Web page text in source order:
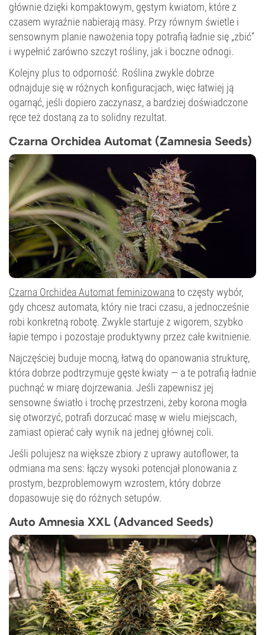
głównie dzięki kompaktowym, gęstym kwiatom, które z
czasem wyraźnie nabierają masy. Przy równym świetle i
sensownym planie nawożenia topy potrafią ładnie się „zbić”
i wypełnić zarówno szczyt rośliny, jak i boczne odnogi.
Kolejny plus to odporność. Roślina zwykle dobrze
odnajduje się w różnych konfiguracjach, więc łatwiej ją
ogarnąć, jeśli dopiero zaczynasz, a bardziej doświadczone
ręce też dostaną za to solidny rezultat.
Czarna Orchidea Automat (Zamnesia Seeds)
Czarna Orchidea Automat feminizowanato częsty wybór,
gdy chcesz automata, który nie traci czasu, a jednocześnie
robi konkretną robotę. Zwykle startuje z wigorem, szybko
łapie tempo i pozostaje produktywny przez całe kwitnienie.
Najczęściej buduje mocną, łatwą do opanowania strukturę,
która dobrze podtrzymuje gęste kwiaty — a te potrafią ładnie
puchnąć w miarę dojrzewania. Jeśli zapewnisz jej
sensowne światło i trochę przestrzeni, żeby korona mogła
się otworzyć, potrafi dorzucać masę w wielu miejscach,
zamiast opierać cały wynik na jednej głównej coli.
Jeśli polujesz na większe zbiory z uprawy autoflower, ta
odmiana ma sens: łączy wysoki potencjał plonowania z
prostym, bezproblemowym wzrostem, który dobrze
dopasowuje się do różnych setupów.
Auto Amnesia XXL (Advanced Seeds)